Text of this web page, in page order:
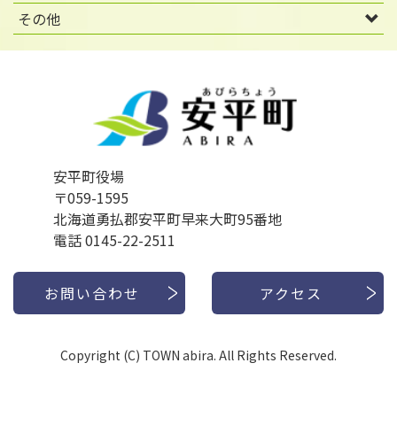
その他
安平町役場
〒059-1595
北海道勇払郡安平町早来大町95番地
電話 0145-22-2511
お問い合わせ アクセス
Copyright (C) TOWN abira. All Rights Reserved.